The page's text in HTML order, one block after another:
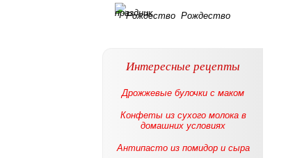
праздник Рождество
Интересные рецепты
Дрожжевые булочки с маком
Конфеты из сухого молока в
домашних условиях
Антипасто из помидор и сыра